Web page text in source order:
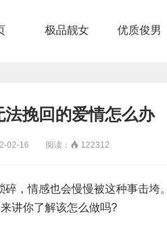
极品靓女 优质俊男
挽回的爱情怎么办
02-16 阅读：  122312
，情感也会慢慢被这种事击垮
讲你了解该怎么做吗?